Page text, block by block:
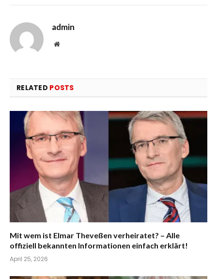
admin
Website
RELATED POSTS
Mit wem ist Elmar Theveßen verheiratet? – Alle
offiziell bekannten Informationen einfach erklärt!
April 25, 2026